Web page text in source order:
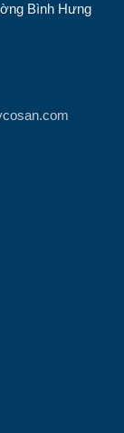
Bình Hưng